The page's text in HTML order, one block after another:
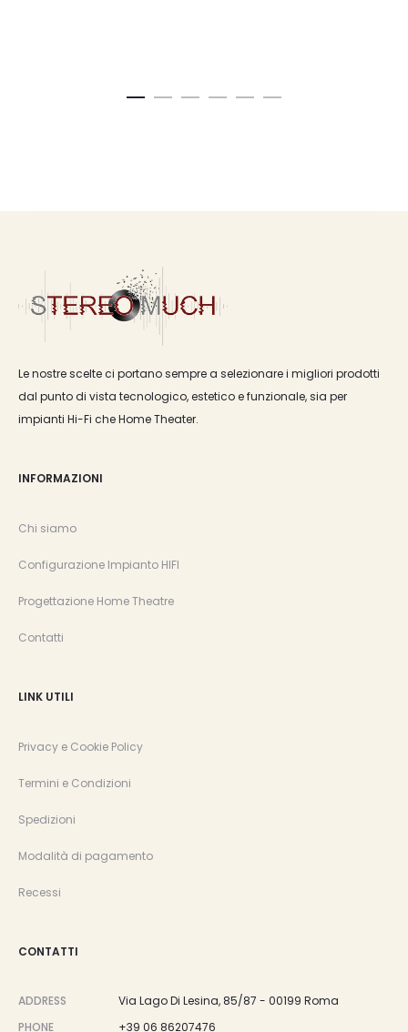
Le nostre scelte ci portano sempre a selezionare i migliori prodotti
dal punto di vista tecnologico, estetico e funzionale, sia per
impianti Hi-Fi che Home Theater.
INFORMAZIONI
Chi siamo
Configurazione Impianto HIFI
Progettazione Home Theatre
Contatti
LINK UTILI
Privacy e Cookie Policy
Termini e Condizioni
Spedizioni
Modalità di pagamento
Recessi
CONTATTI
ADDRESS
Via Lago Di Lesina, 85/87 - 00199 Roma
PHONE
+39 06 86207476